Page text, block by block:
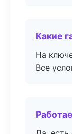
Какие
На
Все